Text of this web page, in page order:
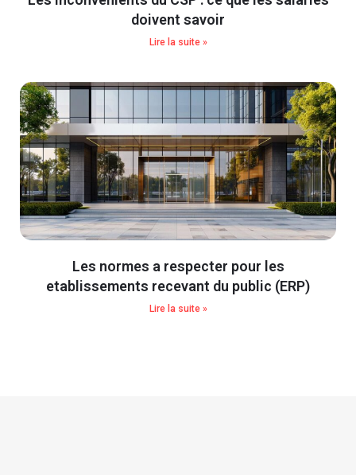
doivent savoir
Lire la suite »
Les normes a respecter pour les
etablissements recevant du public (ERP)
Lire la suite »